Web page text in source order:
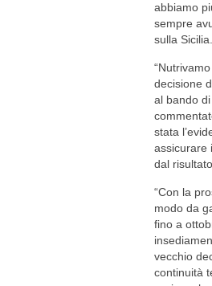
abbiamo
sempre
sulla
decisione
al bando
stata
assicurare
dal
“Con la
modo da
fino a
vecchio
continuità